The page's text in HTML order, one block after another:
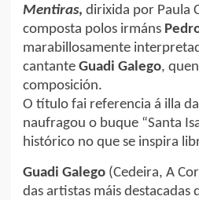
Mentiras, dirixida por Paula
composta polos irmáns
marabillosamente
cantante Guadi Galego,
composición.
O título fai referencia á illa
naufragou o buque “Santa
histórico no que se inspira
Guadi Galego (Cedeira, A
das artistas máis destacadas